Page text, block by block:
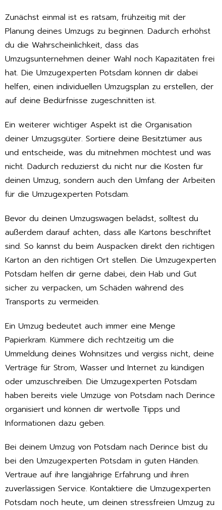
Zunächst einmal ist es ratsam, frühzeitig mit der
Planung deines Umzugs zu beginnen. Dadurch erhöhst
du die Wahrscheinlichkeit, dass das
Umzugsunternehmen deiner Wahl noch Kapazitäten frei
hat. Die Umzugexperten Potsdam können dir dabei
helfen, einen individuellen Umzugsplan zu erstellen, der
auf deine Bedürfnisse zugeschnitten ist.
Ein weiterer wichtiger Aspekt ist die Organisation
deiner Umzugsgüter. Sortiere deine Besitztümer aus
und entscheide, was du mitnehmen möchtest und was
nicht. Dadurch reduzierst du nicht nur die Kosten für
deinen Umzug, sondern auch den Umfang der Arbeiten
für die Umzugexperten Potsdam.
Bevor du deinen Umzugswagen belädst, solltest du
außerdem darauf achten, dass alle Kartons beschriftet
sind. So kannst du beim Auspacken direkt den richtigen
Karton an den richtigen Ort stellen. Die Umzugexperten
Potsdam helfen dir gerne dabei, dein Hab und Gut
sicher zu verpacken, um Schäden während des
Transports zu vermeiden.
Ein Umzug bedeutet auch immer eine Menge
Papierkram. Kümmere dich rechtzeitig um die
Ummeldung deines Wohnsitzes und vergiss nicht, deine
Verträge für Strom, Wasser und Internet zu kündigen
oder umzuschreiben. Die Umzugexperten Potsdam
haben bereits viele Umzüge von Potsdam nach Derince
organisiert und können dir wertvolle Tipps und
Informationen dazu geben.
Bei deinem Umzug von Potsdam nach Derince bist du
bei den Umzugexperten Potsdam in guten Händen.
Vertraue auf ihre langjährige Erfahrung und ihren
zuverlässigen Service. Kontaktiere die Umzugexperten
Potsdam noch heute, um deinen stressfreien Umzug zu